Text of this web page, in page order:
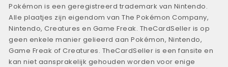
Pokémon is een geregistreerd trademark van Nintendo.
Alle plaatjes zijn eigendom van The Pokémon Company,
Nintendo, Creatures en Game Freak. TheCardSeller is op
geen enkele manier gelieerd aan Pokémon, Nintendo,
Game Freak of Creatures. TheCardSeller is een fansite en
kan niet aansprakelijk gehouden worden voor enige